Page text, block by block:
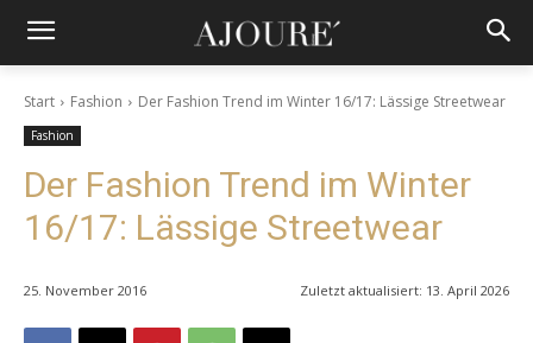
Start Fashion Der Fashion Trend im Winter 16/17: Lässige Streetwear
Fashion
Der Fashion Trend im Winter
16/17: Lässige Streetwear
25. November 2016 Zuletzt aktualisiert: 13. April 2026